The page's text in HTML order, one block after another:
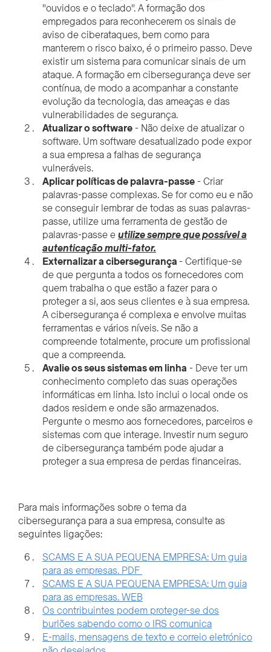
"ouvidos e o teclado". A formação dos
empregados para reconhecerem os sinais de
aviso de ciberataques, bem como para
manterem o risco baixo, é o primeiro passo. Deve
existir um sistema para comunicar sinais de um
ataque. A formação em cibersegurança deve ser
contínua, de modo a acompanhar a constante
evolução da tecnologia, das ameaças e das
vulnerabilidades de segurança.
Atualizar o software- Não deixe de atualizar o
software. Um software desatualizado pode expor
a sua empresa a falhas de segurança
vulneráveis.
Aplicar políticas de palavra-passe- Criar
palavras-passe complexas. Se for como eu e não
se conseguir lembrar de todas as suas palavras-
passe, utilize uma ferramenta de gestão de
palavras-passe eutilize sempre que possível a
autenticação multi-fator.
Externalizar a cibersegurança- Certifique-se
de que pergunta a todos os fornecedores com
quem trabalha o que estão a fazer para o
proteger a si, aos seus clientes e à sua empresa.
A cibersegurança é complexa e envolve muitas
ferramentas e vários níveis. Se não a
compreende totalmente, procure um profissional
que a compreenda.
Avalie os seus sistemas em linha - Deve ter um
conhecimento completo das suas operações
informáticas em linha. Isto inclui o local onde os
dados residem e onde são armazenados.
Pergunte o mesmo aos fornecedores, parceiros e
sistemas com que interage. Investir num seguro
de cibersegurança também pode ajudar a
proteger a sua empresa de perdas financeiras.
Para mais informações sobre o tema da
cibersegurança para a sua empresa, consulte as
seguintes ligações:
SCAMS E A SUA PEQUENA EMPRESA: Um guia
para as empresas. PDF
SCAMS E A SUA PEQUENA EMPRESA: Um guia
para as empresas. WEB
Os contribuintes podem proteger-se dos
burlões sabendo como o IRS comunica
E-mails, mensagens de texto e correio eletrónico